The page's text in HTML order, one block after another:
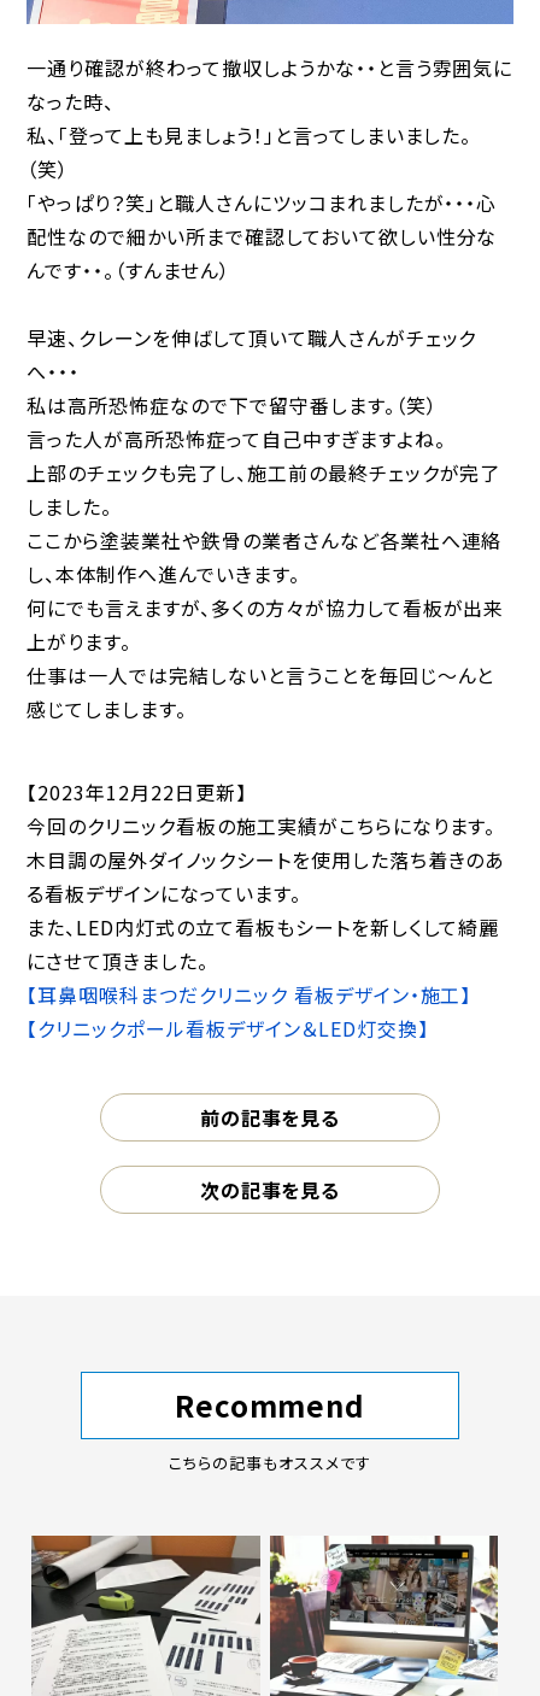
一通り確認が終わって撤収しようかな・・と言う雰囲気に
なった時、
私、「登って上も見ましょう！」と言ってしまいました。
（笑）
「やっぱり？笑」と職人さんにツッコまれましたが・・・心
配性なので細かい所まで確認しておいて欲しい性分な
んです・・。（すんません）
早速、クレーンを伸ばして頂いて職人さんがチェック
へ・・・
私は高所恐怖症なので下で留守番します。（笑）
言った人が高所恐怖症って自己中すぎますよね。
上部のチェックも完了し、施工前の最終チェックが完了
しました。
ここから塗装業社や鉄骨の業者さんなど各業社へ連絡
し、本体制作へ進んでいきます。
何にでも言えますが、多くの方々が協力して看板が出来
上がります。
仕事は一人では完結しないと言うことを毎回じ〜んと
感じてしまします。
【2023年12月22日更新】
今回のクリニック看板の施工実績がこちらになります。
木目調の屋外ダイノックシートを使用した落ち着きのあ
る看板デザインになっています。
また、LED内灯式の立て看板もシートを新しくして綺麗
にさせて頂きました。
【耳鼻咽喉科まつだクリニック 看板デザイン・施工】
【クリニックポール看板デザイン＆LED灯交換】
前の記事を見る
次の記事を見る
Recommend
こちらの記事もオススメです